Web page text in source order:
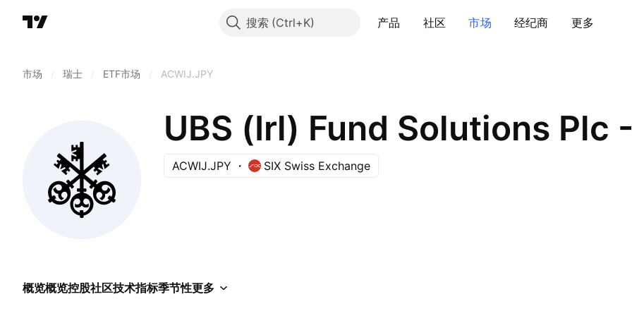
搜索 产品 社区 市场 经纪商 更多
市场 瑞士 ETF市场 ACWIJ.JPY
ACWIJ.JPY SIX Swiss Exchange
概览概览控股社区技术指标季节性更多